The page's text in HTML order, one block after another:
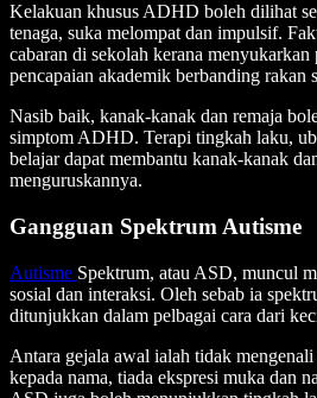
Kelakuan khusus ADHD boleh dilihat
tenaga, suka melompat dan impulsif.
cabaran di sekolah kerana menyukarkan
pencapaian akademik berbanding rakan
Nasib baik, kanak-kanak dan remaja
simptom ADHD. Terapi tingkah laku,
belajar dapat membantu kanak-kanak
menguruskannya.
Gangguan Spektrum Autisme
Autisme Spektrum, atau ASD, muncul
sosial dan interaksi. Oleh sebab ia
ditunjukkan dalam pelbagai cara dari
Antara gejala awal ialah tidak
kepada nama, tiada ekspresi muka dan